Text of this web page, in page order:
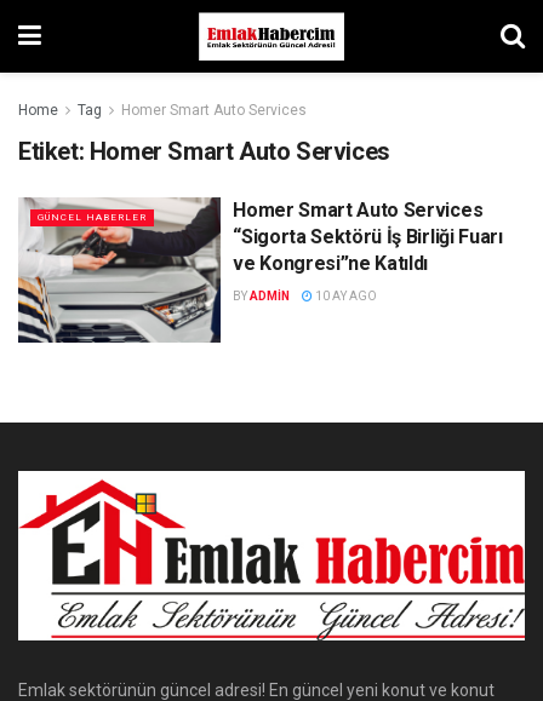
Home Tag Homer Smart Auto Services
Etiket: Homer Smart Auto Services
GÜNCEL HABERLER
Homer Smart Auto Services
“Sigorta Sektörü İş Birliği Fuarı
ve Kongresi”ne Katıldı
BYADMIN 10 AY AGO
Emlak sektörünün güncel adresi! En güncel yeni konut ve konut